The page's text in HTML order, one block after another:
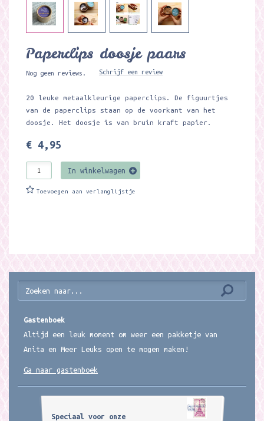
Paperclips doosje paars
Nog geen reviews. Schrijf een review
20 leuke metaalkleurige paperclips. De figuurtjes
van de paperclips staan op de voorkant van het
doosje. Het doosje is van bruin kraft papier.
€ 4,95
In winkelwagen
Toevoegen aan verlanglijstje
Gastenboek
Altijd een leuk moment om weer een pakketje van
Anita en Meer Leuks open te mogen maken!
Ga naar gastenboek
Speciaal voor onze